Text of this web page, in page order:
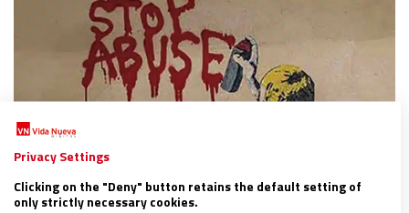
Privacy Settings
Clicking on the "Deny" button retains the default setting of
only strictly necessary cookies.